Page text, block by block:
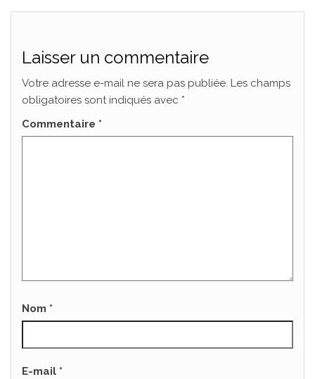
Laisser un commentaire
Votre adresse e-mail ne sera pas publiée. Les champs
obligatoires sont indiqués avec *
Commentaire *
Nom *
E-mail *